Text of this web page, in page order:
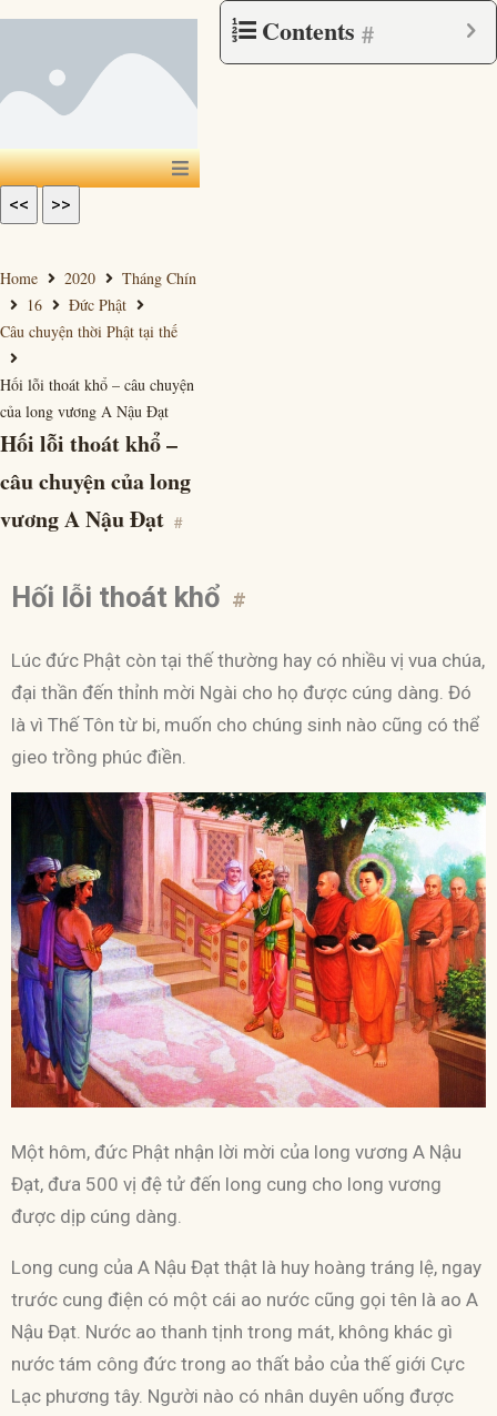
Contents #
<< >>
Hối lỗi thoát khổ –
câu chuyện của long
vương A Nậu Đạt #
Home 2020
Tháng Chín
16
Đức Phật
Câu chuyện thời Phật tại thế
Hối lỗi thoát khổ – câu chuyện
của long vương A Nậu Đạt
Hối lỗi thoát khổ #
Lúc đức Phật còn tại thế thường hay có nhiều vị vua chúa,
đại thần đến thỉnh mời Ngài cho họ được cúng dàng. Đó
là vì Thế Tôn từ bi, muốn cho chúng sinh nào cũng có thể
gieo trồng phúc điền.
Một hôm, đức Phật nhận lời mời của long vương A Nậu
Đạt, đưa 500 vị đệ tử đến long cung cho long vương
được dịp cúng dàng.
Long cung của A Nậu Đạt thật là huy hoàng tráng lệ, ngay
trước cung điện có một cái ao nước cũng gọi tên là ao A
Nậu Đạt. Nước ao thanh tịnh trong mát, không khác gì
nước tám công đức trong ao thất bảo của thế giới Cực
Lạc phương tây. Người nào có nhân duyên uống được